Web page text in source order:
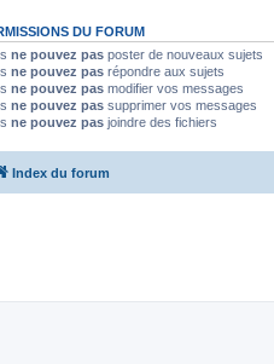
DU FORUM
ne pouvez pas poster de nouveaux sujets
ne pouvez pas répondre aux sujets
ne pouvez pas modifier vos messages
ne pouvez pas supprimer vos messages
ne pouvez pas joindre des fichiers
Index du forum